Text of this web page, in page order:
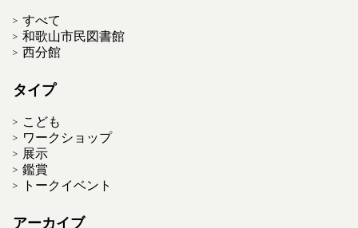
すべて
和歌山市民図書館
西分館
タイプ
こども
ワークショップ
展示
鑑賞
トークイベント
アーカイブ